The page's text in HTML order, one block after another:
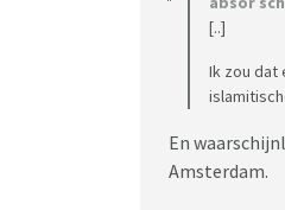
[..]
Ik zou dat
En
Amsterdam.